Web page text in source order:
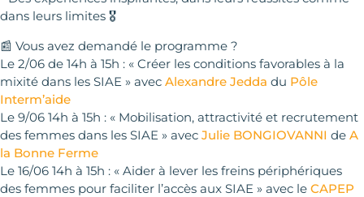
dans leurs limites 🎖️
📰 Vous avez demandé le programme ?
Le 2/06 de 14h à 15h : « Créer les conditions favorables à la
mixité dans les SIAE » avec Alexandre Jedda du Pôle
Interm’aide
Le 9/06 14h à 15h : « Mobilisation, attractivité et recrutement
des femmes dans les SIAE » avec Julie BONGIOVANNI de A
la Bonne Ferme
Le 16/06 14h à 15h : « Aider à lever les freins périphériques
des femmes pour faciliter l’accès aux SIAE » avec le CAPEP